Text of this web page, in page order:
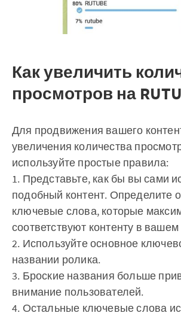
Как увеличить
просмотров на
Для продвижения вашего
увеличения количества
используйте простые правила:
1. Представьте, как бы вы сами
подобный контент. Определите
ключевые слова, которые
соответствуют контенту в
2. Используйте основное
названии ролика.
3. Броские названия больше
внимание пользователей.
4. Остальные ключевые слова